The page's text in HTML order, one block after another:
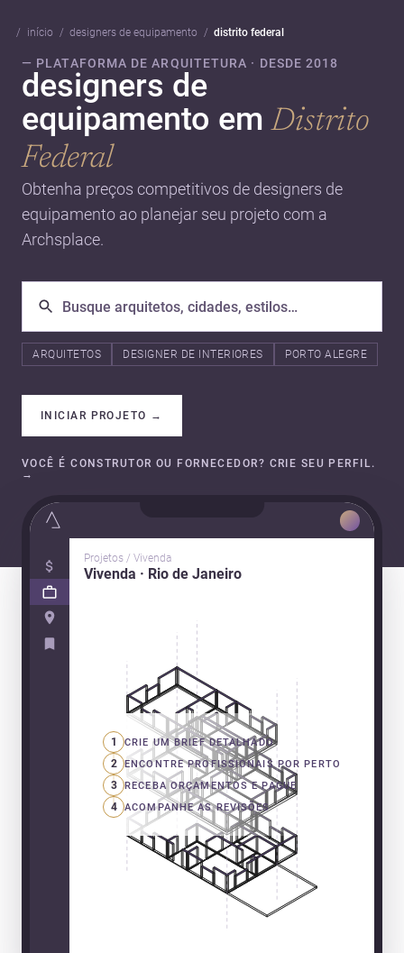
início designers de equipamento distrito federal
— PLATAFORMA DE ARQUITETURA · DESDE 2018
designers de
equipamento emDistrito
Federal
Obtenha preços competitivos de designers de
equipamento ao planejar seu projeto com a
Archsplace.
ARQUITETOS DESIGNER DE INTERIORES PORTO ALEGRE
INICIAR PROJETO →
VOCÊ É CONSTRUTOR OU FORNECEDOR? CRIE SEU PERFIL.
→
Projetos / Vivenda
Vivenda · Rio de Janeiro
1 CRIE UM BRIEF DETALHADO
2 ENCONTRE PROFISSIONAIS POR PERTO
3 RECEBA ORÇAMENTOS E PAGUE
4 ACOMPANHE AS REVISÕES